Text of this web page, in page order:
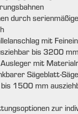
durch
mit
bis 3200
mit
Sägeblatt-
1500 mm
zur